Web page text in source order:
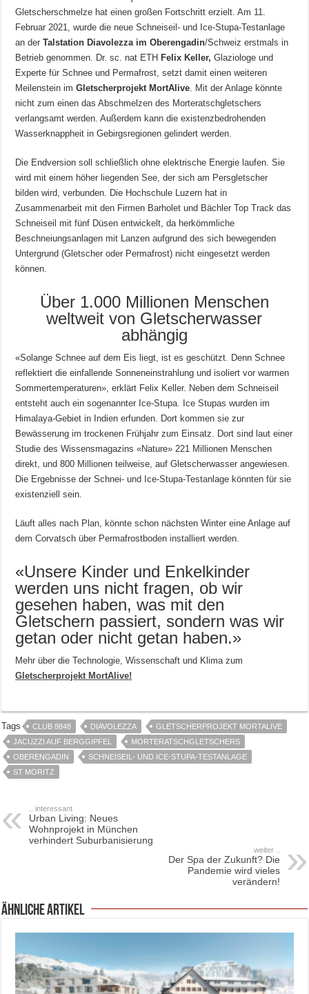
Gletscherschmelze hat einen großen Fortschritt erzielt. Am 11.
Februar 2021, wurde die neue Schneiseil- und Ice-Stupa-Testanlage
an derTalstation Diavolezza im Oberengadin/Schweiz erstmals in
Betrieb genommen. Dr. sc. nat ETHFelix Keller, Glaziologe und
Experte für Schnee und Permafrost, setzt damit einen weiteren
Meilenstein imGletscherprojekt MortAlive . Mit der Anlage könnte
nicht zum einen das Abschmelzen des Morteratschgletschers
verlangsamt werden. Außerdem kann die existenzbedrohenden
Wasserknappheit in Gebirgsregionen gelindert werden.
Die Endversion soll schließlich ohne elektrische Energie laufen. Sie
wird mit einem höher liegenden See, der sich am Persgletscher
bilden wird, verbunden. Die Hochschule Luzern hat in
Zusammenarbeit mit den Firmen Barholet und Bächler Top Track das
Schneiseil mit fünf Düsen entwickelt, da herkömmliche
Beschneiungsanlagen mit Lanzen aufgrund des sich bewegenden
Untergrund (Gletscher oder Permafrost) nicht eingesetzt werden
können.
Über 1.000 Millionen Menschen
weltweit von Gletscherwasser
abhängig
«Solange Schnee auf dem Eis liegt, ist es geschützt. Denn Schnee
reflektiert die einfallende Sonneneinstrahlung und isoliert vor warmen
Sommertemperaturen», erklärt Felix Keller. Neben dem Schneiseil
entsteht auch ein sogenannter Ice-Stupa. Ice Stupas wurden im
Himalaya-Gebiet in Indien erfunden. Dort kommen sie zur
Bewässerung im trockenen Frühjahr zum Einsatz. Dort sind laut einer
Studie des Wissensmagazins «Nature» 221 Millionen Menschen
direkt, und 800 Millionen teilweise, auf Gletscherwasser angewiesen.
Die Ergebnisse der Schnei- und Ice-Stupa-Testanlage könnten für sie
existenziell sein.
Läuft alles nach Plan, könnte schon nächsten Winter eine Anlage auf
dem Corvatsch über Permafrostboden installiert werden.
«Unsere Kinder und Enkelkinder
werden uns nicht fragen, ob wir
gesehen haben, was mit den
Gletschern passiert, sondern was wir
getan oder nicht getan haben.»
Mehr über die Technologie, Wissenschaft und Klima zum
Gletscherprojekt MortAlive!
Tags CLUB 8848 DIAVOLEZZA
GLETSCHERPROJEKT MORTALIVE
JACUZZI AUF BERGGIPFEL
MORTERATSCHGLETSCHERS
OBERENGADIN
SCHNEISEIL- UND ICE-STUPA-TESTANLAGE
ST MORITZ
.. interessant
Urban Living: Neues
Wohnprojekt in München
verhindert Suburbanisierung
weiter ..
Der Spa der Zukunft? Die
Pandemie wird vieles
verändern!
ähnliche Artikel